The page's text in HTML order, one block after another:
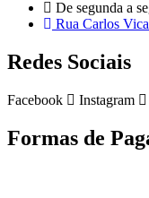
De segunda a
Rua Carlos
Redes Sociais
Facebook Instagram
Formas de